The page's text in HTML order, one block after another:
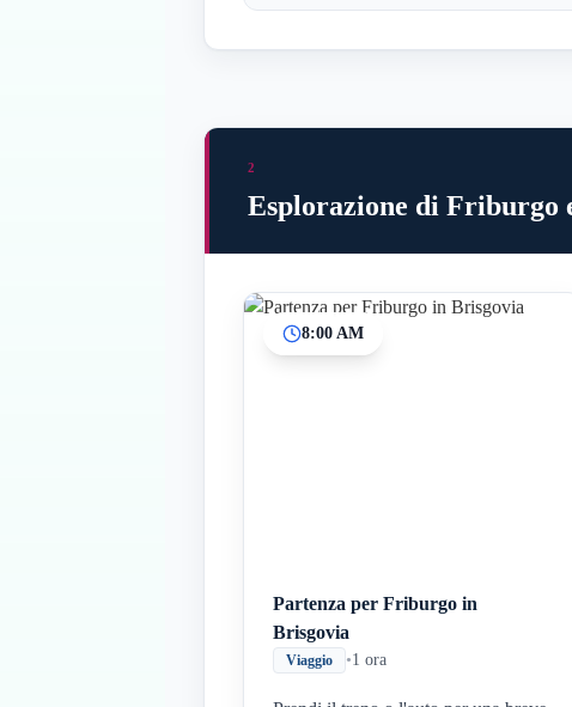
2
Esplorazione di Friburgo
8:00 AM
Partenza per Friburgo in
Brisgovia
Viaggio •1 ora